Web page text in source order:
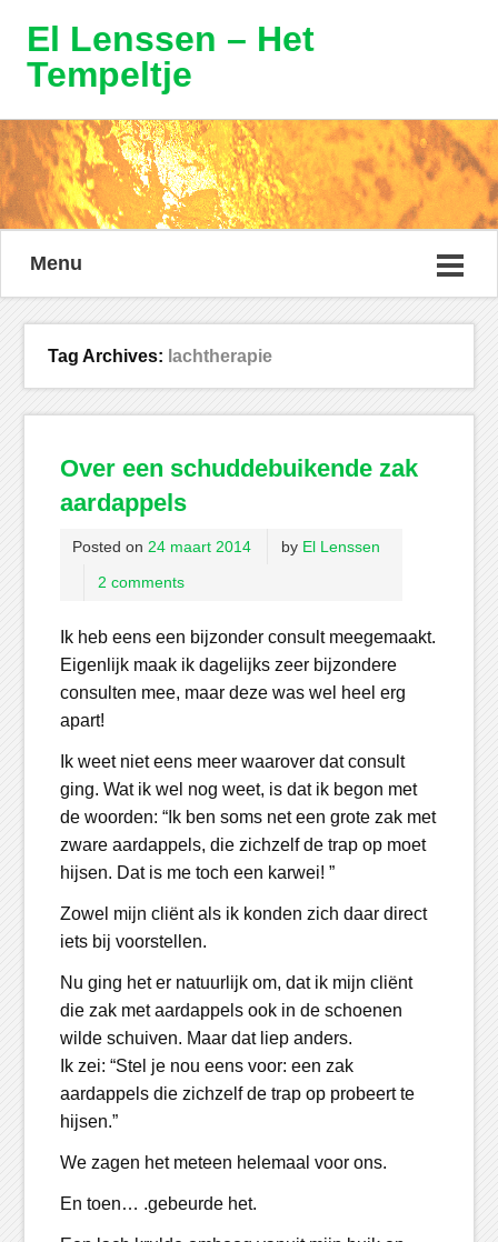
El Lenssen – Het
Tempeltje
Menu
Tag Archives: lachtherapie
Over een schuddebuikende zak
aardappels
Posted on 24 maart 2014 by El Lenssen
2 comments
Ik heb eens een bijzonder consult meegemaakt.
Eigenlijk maak ik dagelijks zeer bijzondere
consulten mee, maar deze was wel heel erg
apart!
Ik weet niet eens meer waarover dat consult
ging. Wat ik wel nog weet, is dat ik begon met
de woorden: “Ik ben soms net een grote zak met
zware aardappels, die zichzelf de trap op moet
hijsen. Dat is me toch een karwei! ”
Zowel mijn cliënt als ik konden zich daar direct
iets bij voorstellen.
Nu ging het er natuurlijk om, dat ik mijn cliënt
die zak met aardappels ook in de schoenen
wilde schuiven. Maar dat liep anders.
Ik zei: “Stel je nou eens voor: een zak
aardappels die zichzelf de trap op probeert te
hijsen.”
We zagen het meteen helemaal voor ons.
En toen… .gebeurde het.